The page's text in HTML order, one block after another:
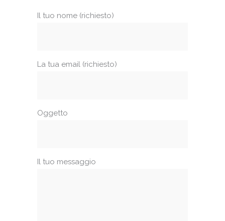
Il tuo nome (richiesto)
La tua email (richiesto)
Oggetto
Il tuo messaggio